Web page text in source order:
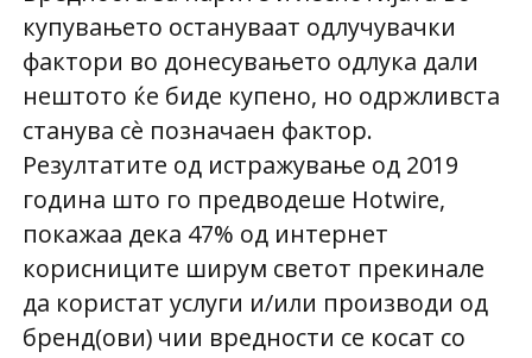
купувањето остануваат одлучувачки
фактори во донесувањето одлука дали
нештото ќе биде купено, но одржливста
станува сѐ позначаен фактор.
Резултатите од истражување од 2019
година што го предводеше Hotwire,
покажаа дека 47% од интернет
корисниците ширум светот прекинале
да користат услуги и/или производи од
бренд(ови) чии вредности се косат со